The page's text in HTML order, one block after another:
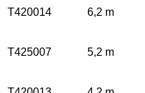
T420014 6,2 m
T425007 5,2 m